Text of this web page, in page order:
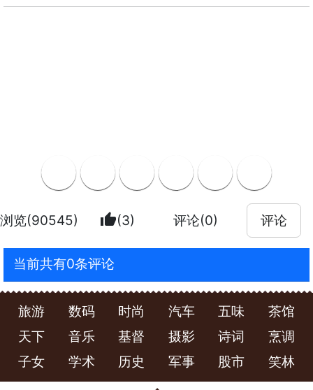
浏览(90545) thumb_up(3) 评论(0) 评论
当前共有0条评论
旅游 数码 时尚 汽车 五味
茶馆
天下
音乐 基督 摄影 诗词
烹调
子女
学术 历史 军事 股市 笑林